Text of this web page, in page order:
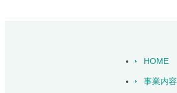
HOME
事業内容